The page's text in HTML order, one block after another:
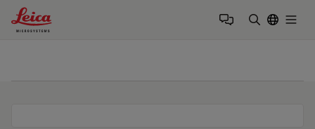
Leica Microsystems Logo